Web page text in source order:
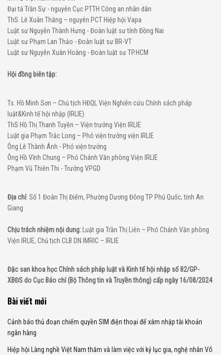
Đại tá Trần Sự - nguyên Cục PTTH Công an nhân dân
ThS. Lê Xuân Thăng – nguyên PCT Hiệp hội Vapa
Luật sư Nguyễn Thành Hưng - Đoàn luật sư tỉnh Đồng Nai
Luật sư Phạm Lan Thảo - Đoàn luật sư BR-VT
Luật sư Nguyễn Xuân Hoàng - Đoàn luật sư TP.HCM
Hội đồng biên tập:
Ts. Hồ Minh Sơn – Chủ tịch HĐQL Viện Nghiên cứu Chính sách pháp
luật&Kinh tế hội nhập (IRLIE)
ThS Hồ Thị Thanh Tuyền – Viện trưởng Viện IRLIE
Luật gia Phạm Trắc Long – Phó viện trưởng viện IRLIE
Ông Lê Thành Ánh - Phó viện trưởng
Ông Hồ Vĩnh Chung – Phó Chánh Văn phòng Viện IRLIE
Phạm Vũ Thiên Thi - Trưởng VPGD
Địa chỉ: Số 1 Đoàn Thị Điểm, Phường Dương Đông TP Phú Quốc, tinh An
Giang
Chịu trách nhiệm nội dung: Luật gia Trần Thị Liên – Phó Chánh Văn phòng
Viện IRLIE, Chủ tịch CLB DN IMRIC – IRLIE
Đặc san khoa học Chính sách pháp luật và Kinh tế hội nhập số 82/GP-
XBĐS do Cục Báo chí (Bộ Thông tin và Truyền thông) cấp ngày 16/08/2024
Bài viết mới
Cảnh báo thủ đoạn chiếm quyền SIM điện thoại để xâm nhập tài khoản
ngân hàng
Hiệp hội Làng nghề Việt Nam thăm và làm việc với kỷ lục gia, nghệ nhân Võ